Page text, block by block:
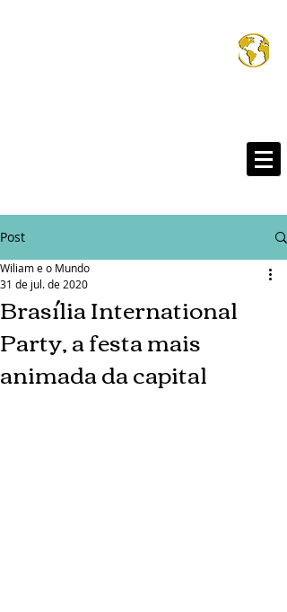
Wiliam e o Mund
Post
Brasília International
Party, a festa mais
animada da capital
Wiliam e o Mundo
31 de jul. de 2020